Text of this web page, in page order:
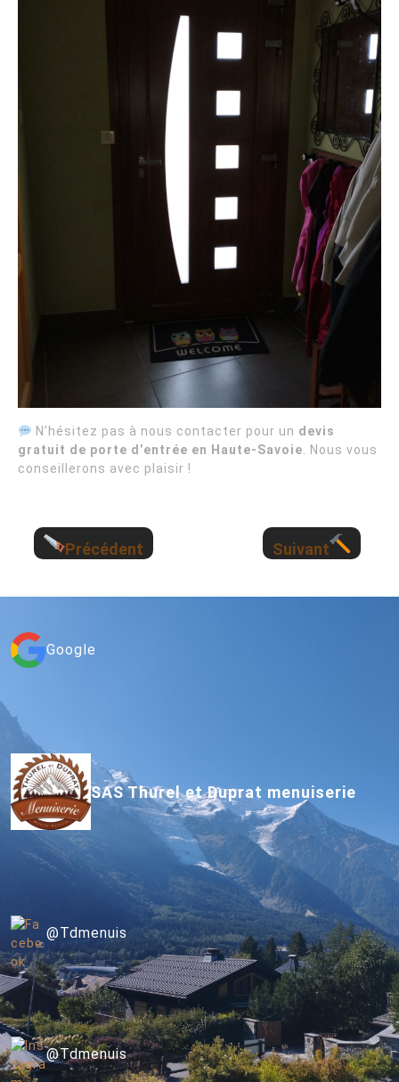
N’hésitez pas à nous contacter pour un devis
gratuit de porte d’entrée en Haute-Savoie . Nous vous
conseillerons avec plaisir !
Précédent Suivant
Google
SAS Thurel et Duprat menuiserie
@Tdmenuis
@Tdmenuis